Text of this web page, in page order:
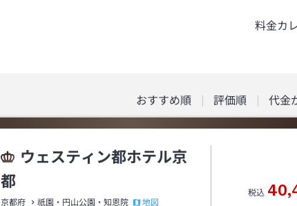
料金カ
おすすめ順 評価順 代金
ウェスティン都ホテル京
都
京都府 祇園・円山公園・知恩院 地図
税込